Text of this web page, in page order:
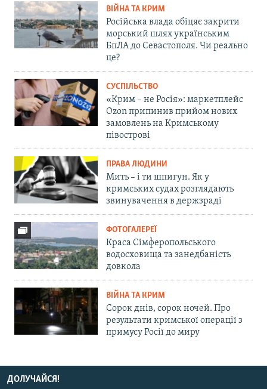
ВІЙНА ТА КРИМ
Російська влада обіцяє закрити
морський шлях українським
БпЛА до Севастополя. Чи реально
це?
СУСПІЛЬСТВО
«Крим – не Росія»: маркетплейс
Ozon припинив прийом нових
замовлень на Кримському
півострові
ПРАВА ЛЮДИНИ
Мить – і ти шпигун. Як у
кримських судах розглядають
звинувачення в держзраді
ФОТОГАЛЕРЕЇ
Краса Сімферопольського
водосховища та занедбаність
довкола
ВІЙНА ТА КРИМ
Сорок днів, сорок ночей. Про
результати кримської операції з
примусу Росії до миру
ДОЛУЧАЙСЯ!